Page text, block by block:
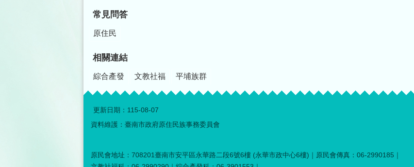
常見問答
原住民
相關連結
綜合產發 文教社福 平埔族群
更新日期： 115-08-07
資料維護：臺南市政府原住民族事務委員會
原民會地址：708201臺南市安平區永華路二段6號6樓 (永華市政中心6樓)｜原民會傳真：06-2990185｜